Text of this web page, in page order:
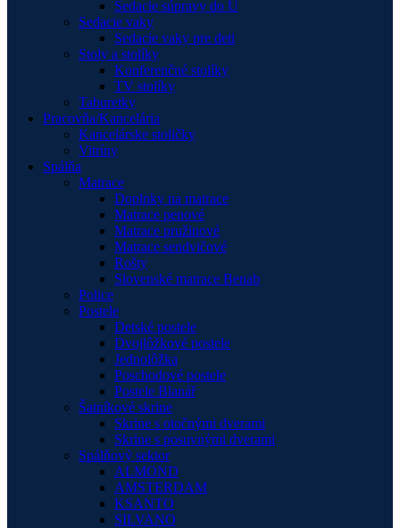
Sedacie súpravy do U
Sedacie vaky
Sedacie vaky pre deti
Stoly a stolíky
Konferenčné stolíky
TV stolíky
Taburetky
Pracovňa/Kancelária
Kancelárske stoličky
Vitríny
Spálňa
Matrace
Doplnky na matrace
Matrace penové
Matrace pružinové
Matrace sendvičové
Rošty
Slovenské matrace Benab
Police
Postele
Detské postele
Dvojlôžkové postele
Jednolôžka
Poschodové postele
Postele Blanář
Šatníkové skrine
Skrine s otočnými dverami
Skrine s posuvnými dverami
Spálňový sektor
ALMOND
AMSTERDAM
KSANTO
SILVANO